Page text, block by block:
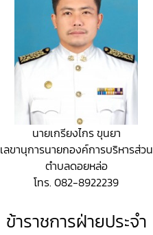
นายเกรียงไกร ขุนยา
เลขานุการนายกองค์การบริหารส่วน
ตำบลดอยหล่อ
โทร. 082-8922239
ข้าราชการฝ่ายประจำ